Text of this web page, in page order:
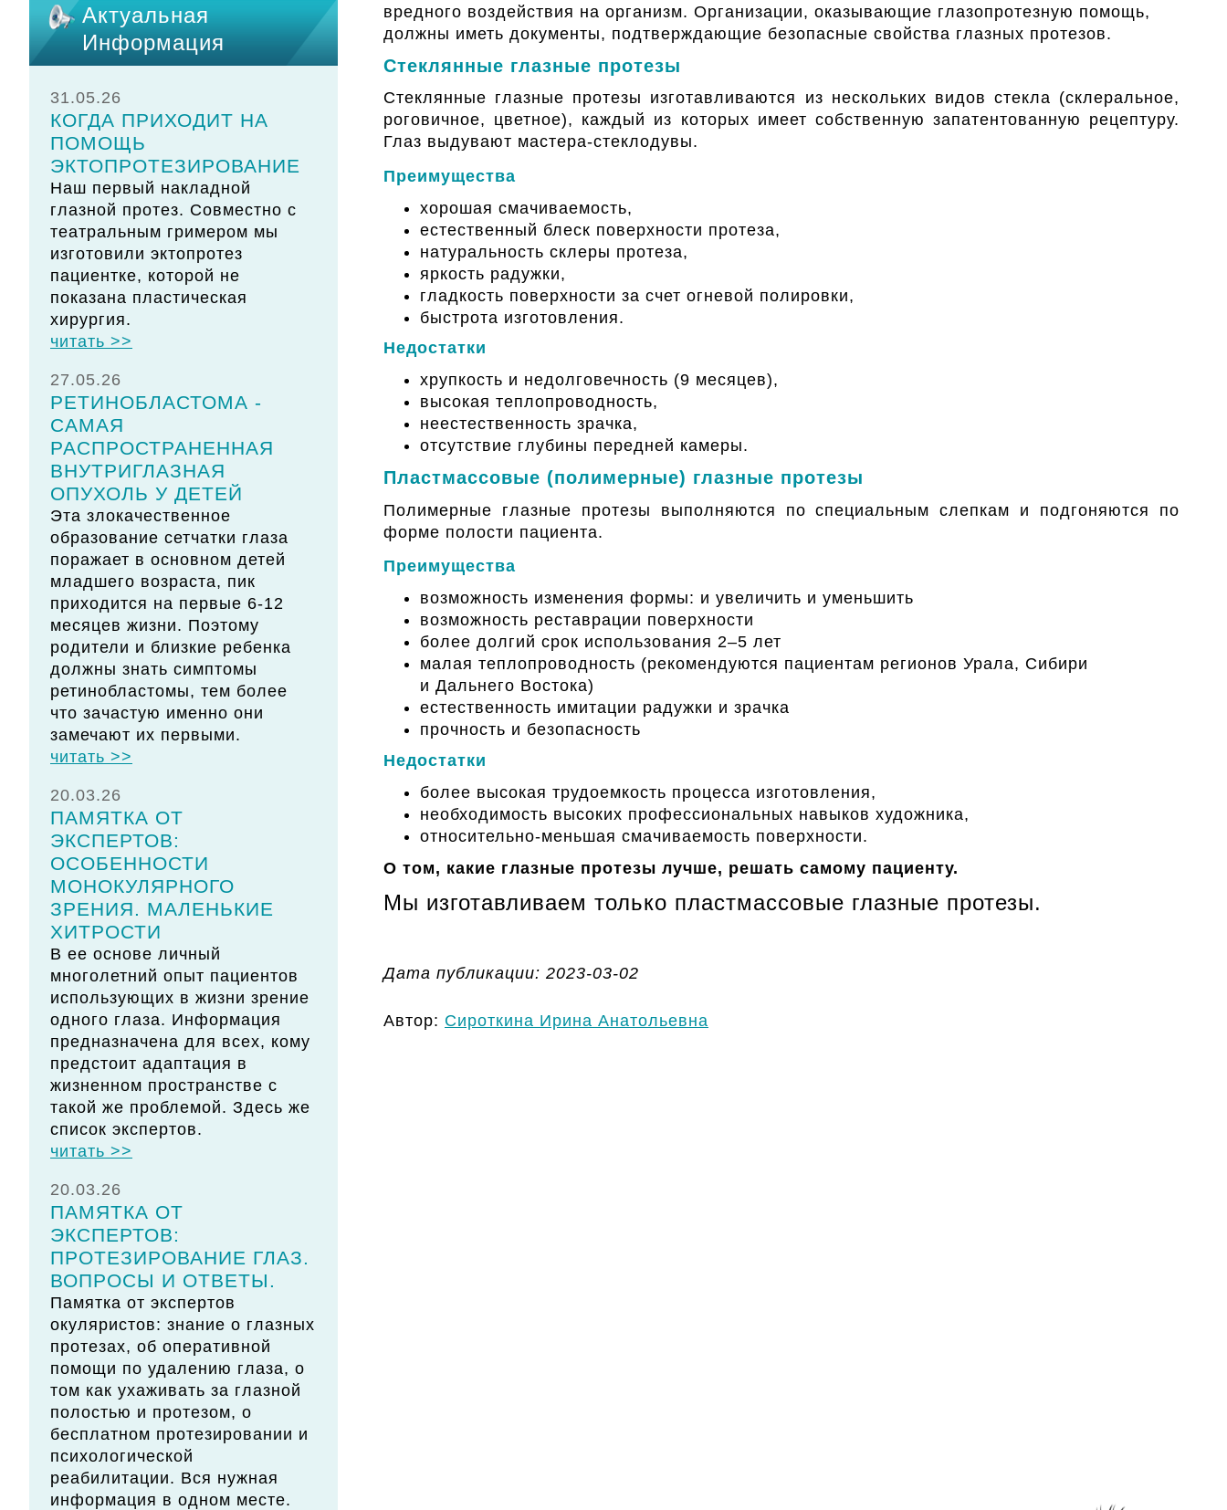
Актуальная
Информация
31.05.26
КОГДА ПРИХОДИТ НА
ПОМОЩЬ
ЭКТОПРОТЕЗИРОВАНИЕ
Наш первый накладной
глазной протез. Совместно с
театральным гримером мы
изготовили эктопротез
пациентке, которой не
показана пластическая
хирургия.
читать >>
27.05.26
РЕТИНОБЛАСТОМА -
САМАЯ
РАСПРОСТРАНЕННАЯ
ВНУТРИГЛАЗНАЯ
ОПУХОЛЬ У ДЕТЕЙ
Эта злокачественное
образование сетчатки глаза
поражает в основном детей
младшего возраста, пик
приходится на первые 6-12
месяцев жизни. Поэтому
родители и близкие ребенка
должны знать симптомы
ретинобластомы, тем более
что зачастую именно они
замечают их первыми.
читать >>
20.03.26
ПАМЯТКА ОТ
ЭКСПЕРТОВ:
ОСОБЕННОСТИ
МОНОКУЛЯРНОГО
ЗРЕНИЯ. МАЛЕНЬКИЕ
ХИТРОСТИ
В ее основе личный
многолетний опыт пациентов
использующих в жизни зрение
одного глаза. Информация
предназначена для всех, кому
предстоит адаптация в
жизненном пространстве с
такой же проблемой. Здесь же
список экспертов.
читать >>
20.03.26
ПАМЯТКА ОТ
ЭКСПЕРТОВ:
ПРОТЕЗИРОВАНИЕ ГЛАЗ.
ВОПРОСЫ И ОТВЕТЫ.
Памятка от экспертов
окуляристов: знание о глазных
протезах, об оперативной
помощи по удалению глаза, о
том как ухаживать за глазной
полостью и протезом, о
бесплатном протезировании и
психологической
реабилитации. Вся нужная
информация в одном месте.
вредного воздействия на организм. Организации, оказывающие глазопротезную помощь,
должны иметь документы, подтверждающие безопасные свойства глазных протезов.
Стеклянные глазные протезы
Стеклянные глазные протезы изготавливаются из нескольких видов стекла (склеральное,
роговичное, цветное), каждый из которых имеет собственную запатентованную рецептуру.
Глаз выдувают мастера-стеклодувы.
Преимущества
хорошая смачиваемость,
естественный блеск поверхности протеза,
натуральность склеры протеза,
яркость радужки,
гладкость поверхности за счет огневой полировки,
быстрота изготовления.
Недостатки
хрупкость и недолговечность (9 месяцев),
высокая теплопроводность,
неестественность зрачка,
отсутствие глубины передней камеры.
Пластмассовые (полимерные) глазные протезы
Полимерные глазные протезы выполняются по специальным слепкам и подгоняются по
форме полости пациента.
Преимущества
возможность изменения формы: и увеличить и уменьшить
возможность реставрации поверхности
более долгий срок использования 2–5 лет
малая теплопроводность (рекомендуются пациентам регионов Урала, Сибири
и Дальнего Востока)
естественность имитации радужки и зрачка
прочность и безопасность
Недостатки
более высокая трудоемкость процесса изготовления,
необходимость высоких профессиональных навыков художника,
относительно-меньшая смачиваемость поверхности.
О том, какие глазные протезы лучше, решать самому пациенту.
Мы изготавливаем только пластмассовые глазные протезы.
Дата публикации: 2023-03-02
Автор: Сироткина Ирина Анатольевна